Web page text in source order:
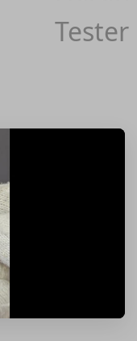
Tester